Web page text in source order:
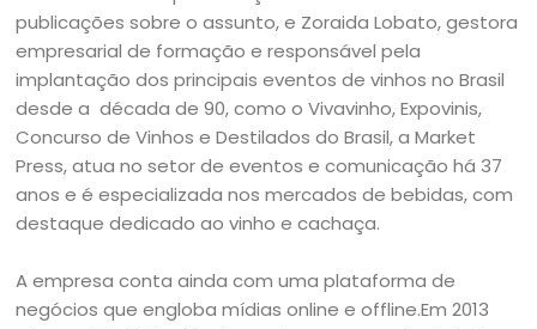
publicações sobre o assunto, e Zoraida Lobato, gestora
empresarial de formação e responsável pela
implantação dos principais eventos de vinhos no Brasil
desde a década de 90, como o Vivavinho, Expovinis,
Concurso de Vinhos e Destilados do Brasil, a Market
Press, atua no setor de eventos e comunicação há 37
anos e é especializada nos mercados de bebidas, com
destaque dedicado ao vinho e cachaça.
A empresa conta ainda com uma plataforma de
negócios que engloba mídias online e offline.Em 2013